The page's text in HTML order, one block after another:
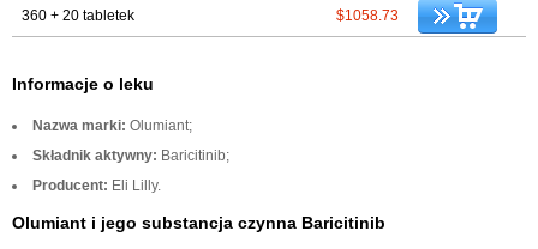
360 + 20 tabletek $1058.73
Informacje o leku
Nazwa marki: Olumiant;
Składnik aktywny: Baricitinib;
Producent: Eli Lilly.
Olumiant i jego substancja czynna Baricitinib